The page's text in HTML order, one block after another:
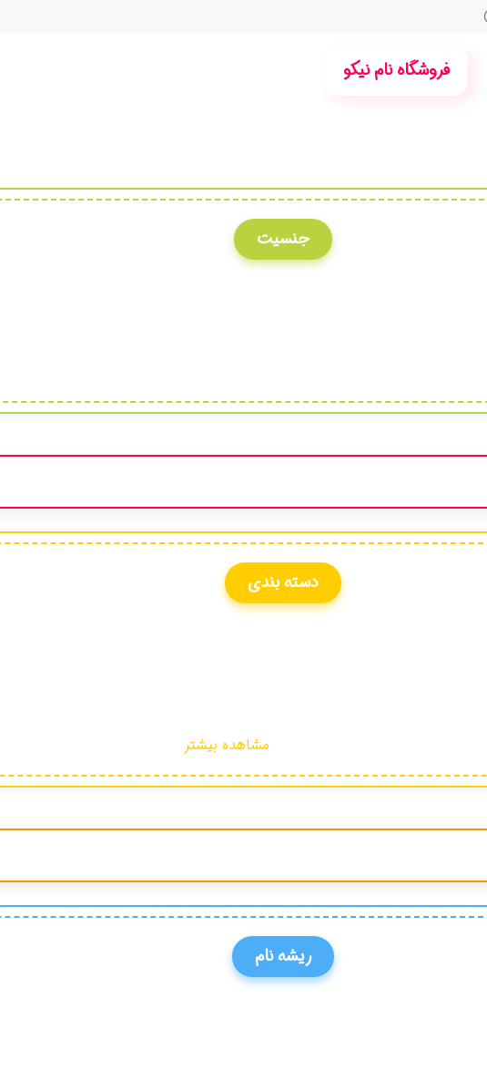
فروشگاه نام نیکو
جنسیت
دسته بندی
مشاهده بیشتر
ریشه نام